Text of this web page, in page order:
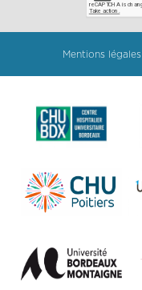
Mentions légales